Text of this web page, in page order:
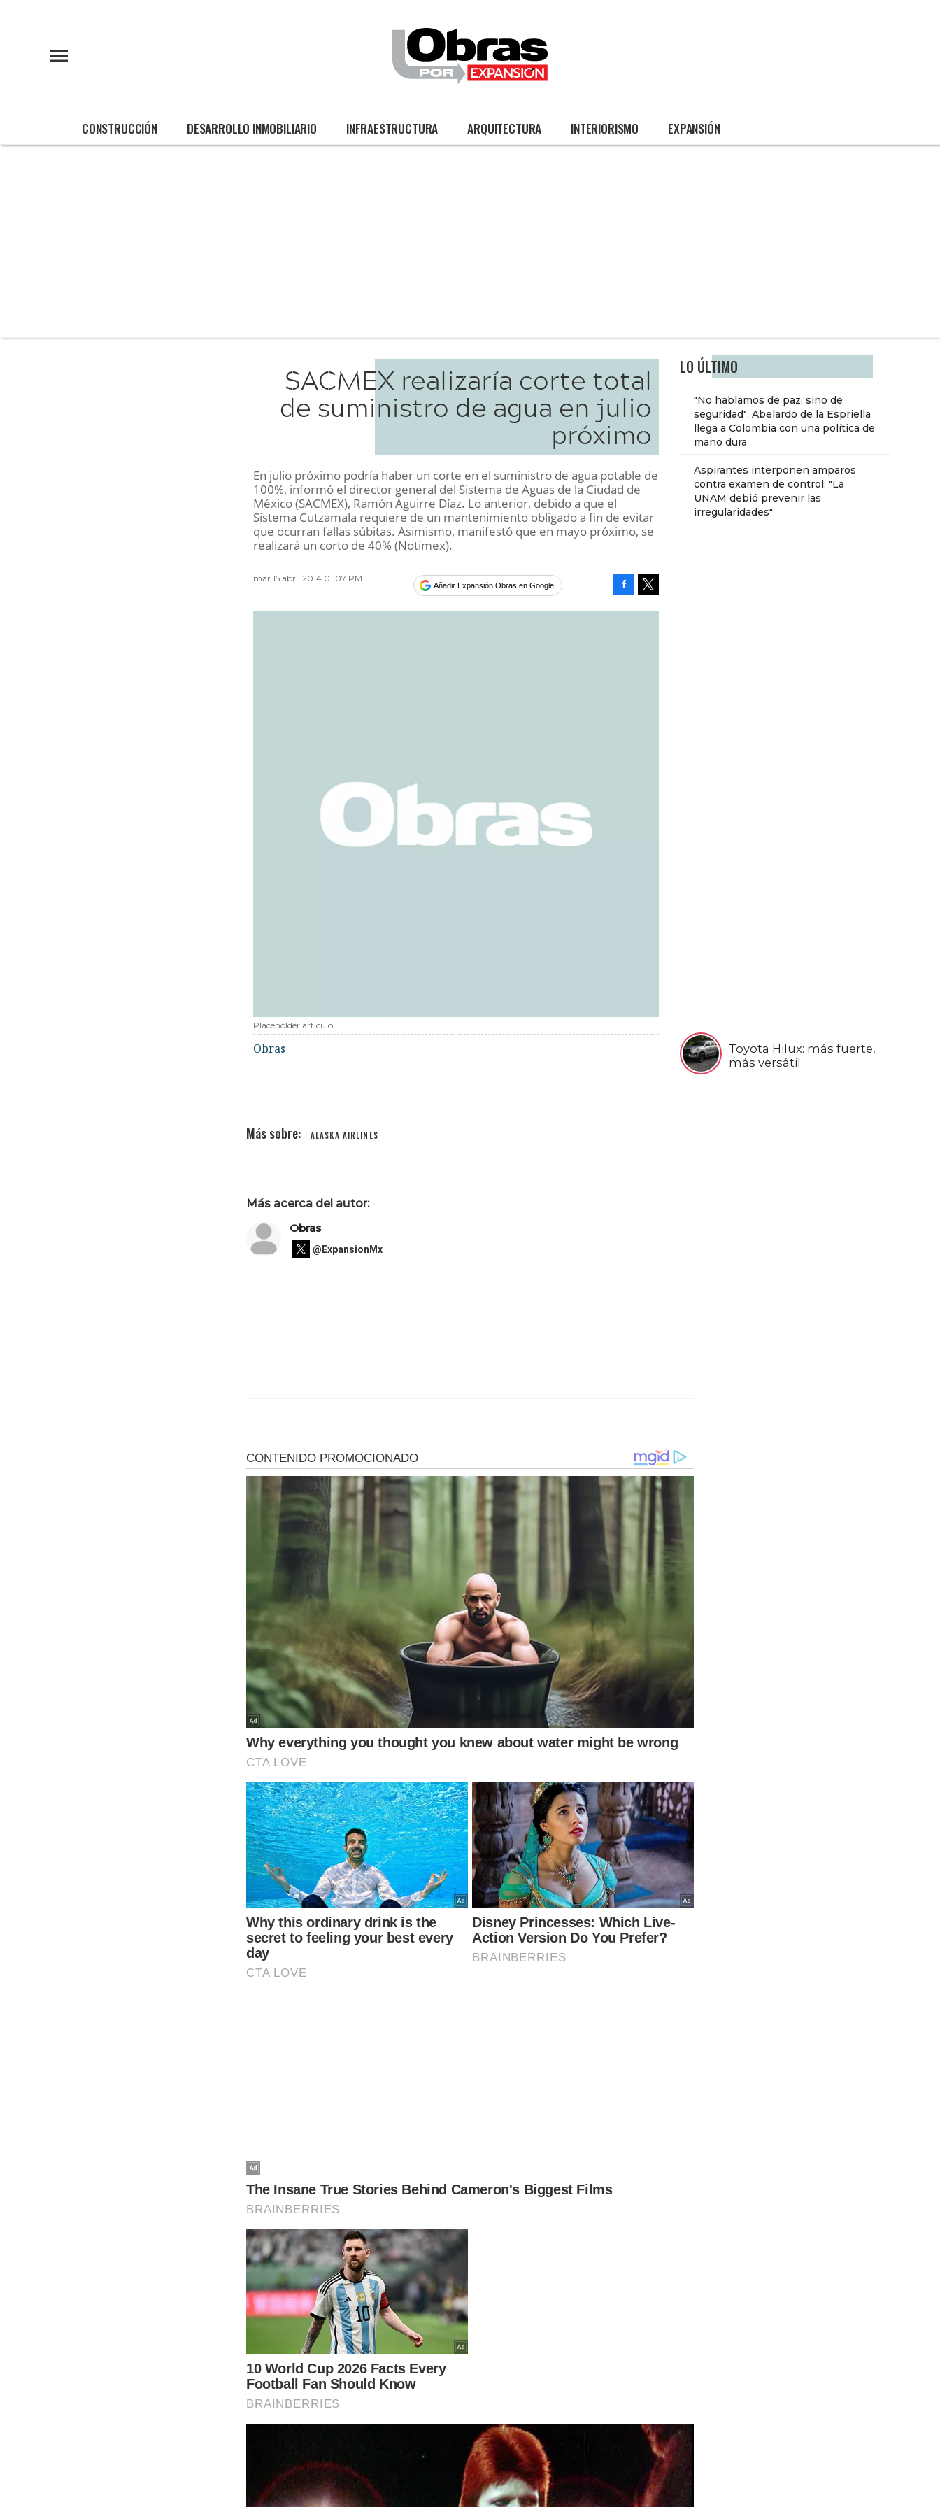
CONSTRUCCIÓN DESARROLLO INMOBILIARIO INFRAESTRUCTURA ARQUITECTURA INTERIORISMO EXPANSIÓN
LO ÚLTIMO
"No hablamos de paz, sino de
seguridad": Abelardo de la Espriella
llega a Colombia con una política de
mano dura
Aspirantes interponen amparos
contra examen de control: "La
UNAM debió prevenir las
irregularidades"
Toyota Hilux: más fuerte,
más versátil
SACMEX realizaría corte total
de suministro de agua en julio
próximo
En julio próximo podría haber un corte en el suministro de agua potable de
100%, informó el director general del Sistema de Aguas de la Ciudad de
México (SACMEX), Ramón Aguirre Díaz. Lo anterior, debido a que el
Sistema Cutzamala requiere de un mantenimiento obligado a fin de evitar
que ocurran fallas súbitas. Asimismo, manifestó que en mayo próximo, se
realizará un corto de 40% (Notimex).
mar 15 abril 2014 01:07 PM
Añadir Expansión Obras en Google
Placeholder articulo
Obras
ALASKA AIRLINES
Más acerca del autor:
Obras
@ExpansionMx